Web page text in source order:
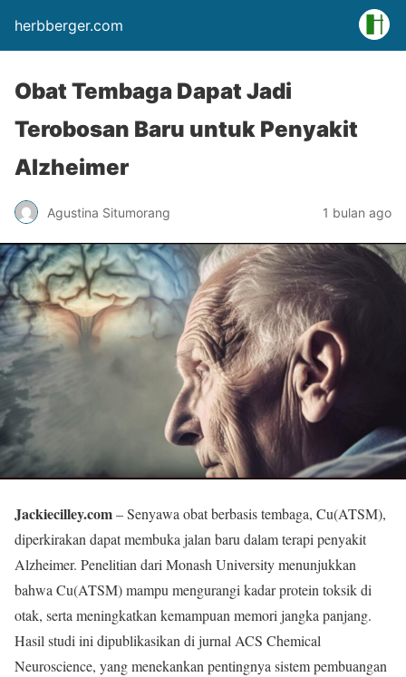
herbberger.com
Obat Tembaga Dapat Jadi
Terobosan Baru untuk Penyakit
Alzheimer
Agustina Situmorang 1 bulan ago
Jackiecilley.com– Senyawa obat berbasis tembaga, Cu(ATSM),
diperkirakan dapat membuka jalan baru dalam terapi penyakit
Alzheimer. Penelitian dari Monash University menunjukkan
bahwa Cu(ATSM) mampu mengurangi kadar protein toksik di
otak, serta meningkatkan kemampuan memori jangka panjang.
Hasil studi ini dipublikasikan di jurnal ACS Chemical
Neuroscience, yang menekankan pentingnya sistem pembuangan